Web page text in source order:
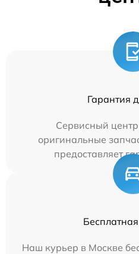
Гарантия
Сервисный
оригинальные
предоставляет
Наш курьер в Москве